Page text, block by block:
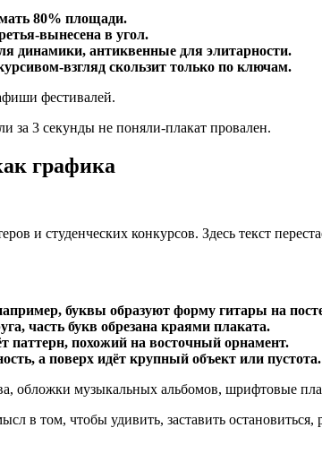
80% площади.
вынесена в угол.
динамики, антиквенные для элитарности.
взгляд скользит только по ключам.
фестивалей.
за 3 секунды не поняли-плакат провален.
графика
и студенческих конкурсов. Здесь текст
буквы образуют форму гитары на
часть букв обрезана краями плаката.
паттерн, похожий на восточный орнамент.
а поверх идёт крупный объект или пустота.
обложки музыкальных альбомов, шрифтовые
в том, чтобы удивить, заставить остановиться,